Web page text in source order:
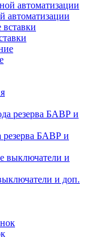
автоматизации
резерва БАВР и
и доп.